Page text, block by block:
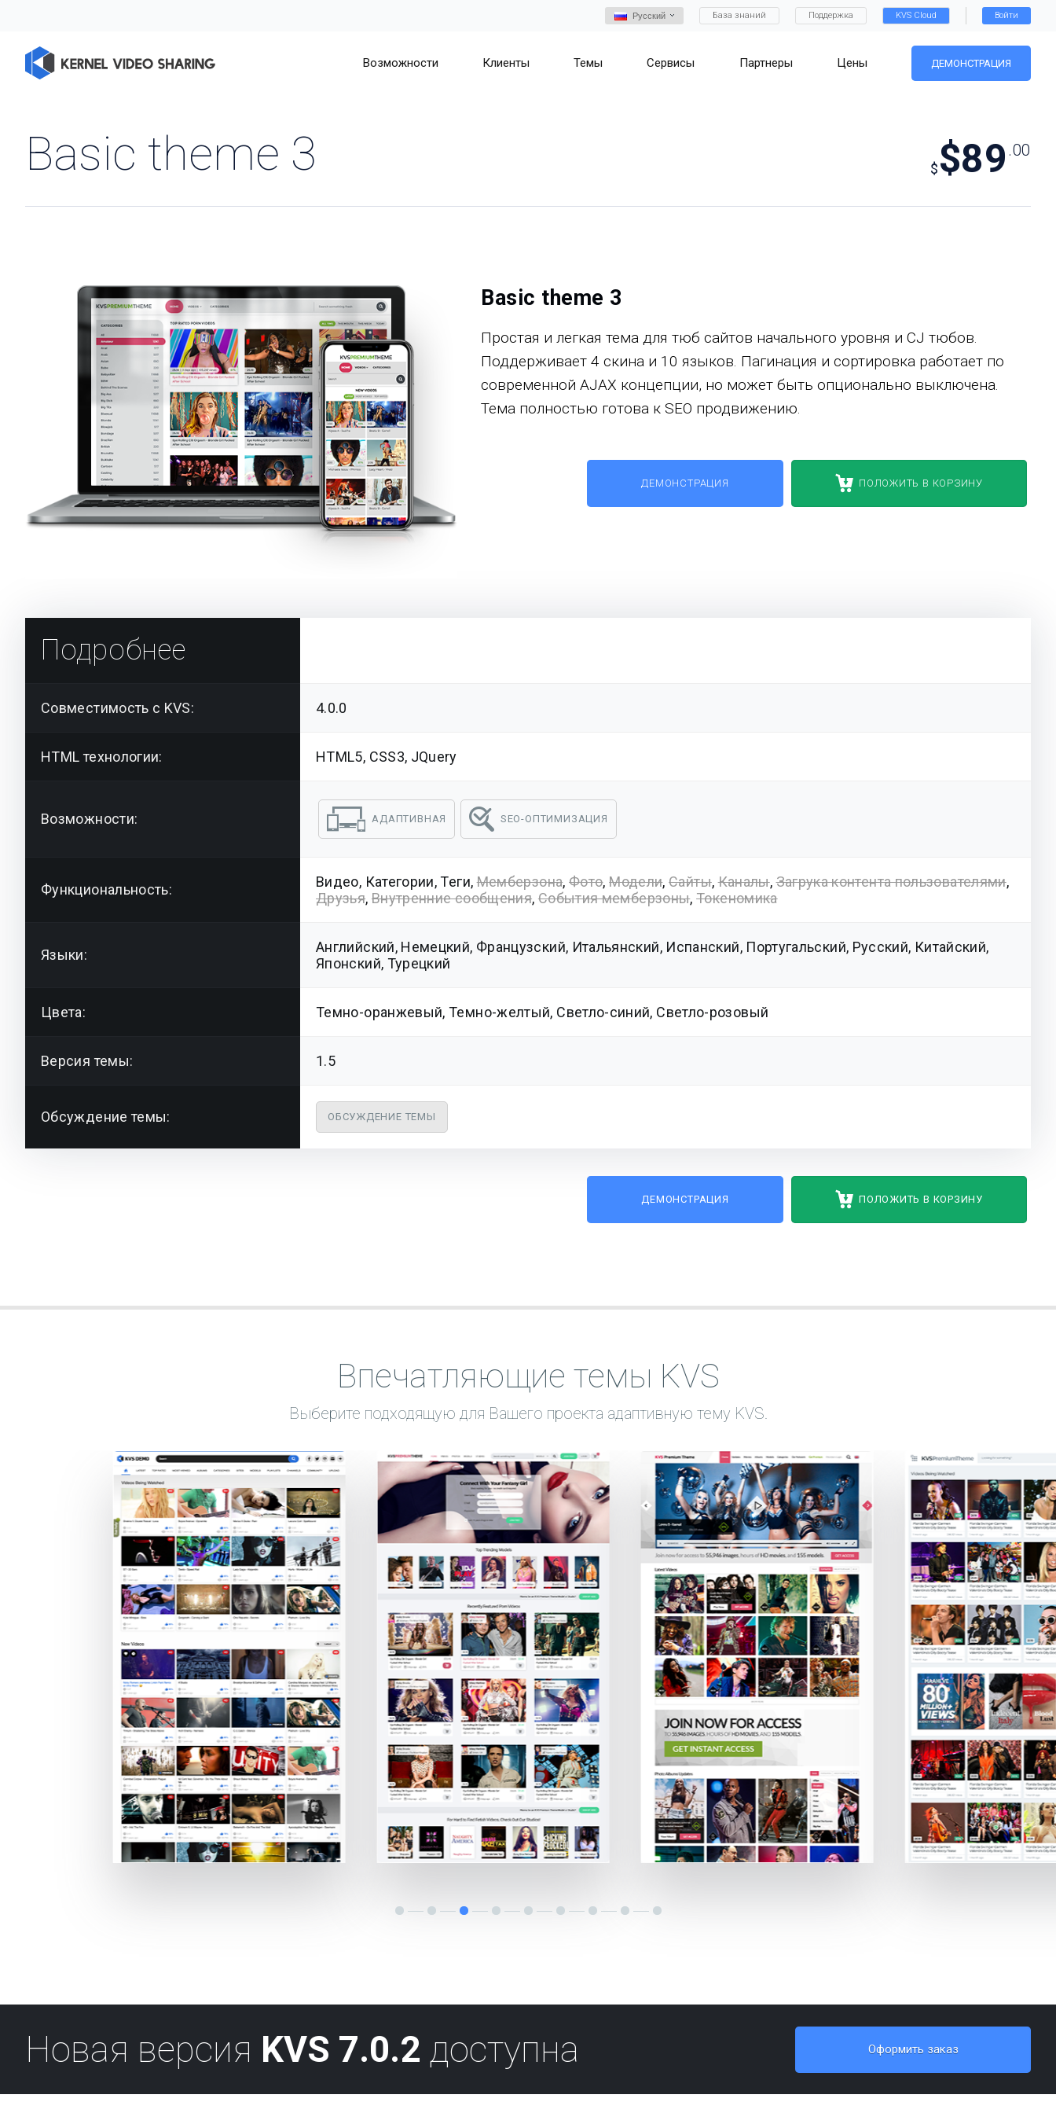
Русский База знаний Поддержка KVS Cloud Войти
Возможности Клиенты Темы Сервисы Партнеры Цены ДЕМОНСТРАЦИЯ
Basic theme 3 $$89 .00
Basic theme 3
Простая и легкая тема для тюб сайтов начального уровня и CJ тюбов.
Поддерживает 4 скина и 10 языков. Пагинация и сортировка работает по
современной AJAX концепции, но может быть опционально выключена.
Тема полностью готова к SEO продвижению.
ДЕМОНСТРАЦИЯ ПОЛОЖИТЬ В КОРЗИНУ
Подробнее
Совместимость с KVS: 4.0.0
HTML технологии: HTML5, CSS3, JQuery
Возможности: АДАПТИВНАЯ SEO-ОПТИМИЗАЦИЯ
Функциональность: Видео, Категории, Теги,Мемберзона, Фото,Модели,Сайты,Каналы,Загрука контента пользователями,
Друзья, Внутренние сообщения, События мемберзоны,Токеномика
Языки:
Английский, Немецкий, Французский, Итальянский, Испанский, Португальский, Русский, Китайский,
Японский, Турецкий
Цвета: Темно-оранжевый, Темно-желтый, Светло-синий, Светло-розовый
Версия темы: 1.5
Обсуждение темы: ОБСУЖДЕНИЕ ТЕМЫ
ДЕМОНСТРАЦИЯ ПОЛОЖИТЬ В КОРЗИНУ
Впечатляющие темы KVS
Выберите подходящую для Вашего проекта адаптивную тему KVS.
Новая версия KVS 7.0.2 доступна Оформить заказ